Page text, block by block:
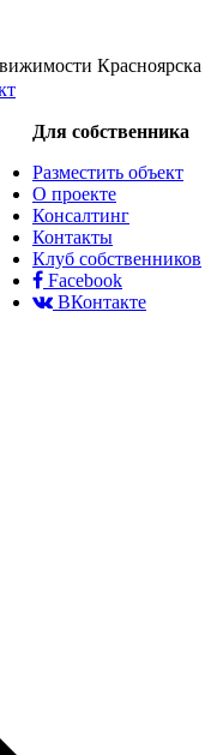
Красноярска
Для собственника
Разместить объект
О проекте
Консалтинг
Контакты
Клуб собственников
Facebook
ВКонтакте